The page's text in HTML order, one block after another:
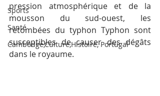
Sports
Santé
Cambodge,Culture,Histoire, Portugal
pression atmosphérique et de la
mousson du sud-ouest, les
retombées du typhon Typhon sont
susceptibles de causer des dégâts
dans le royaume.